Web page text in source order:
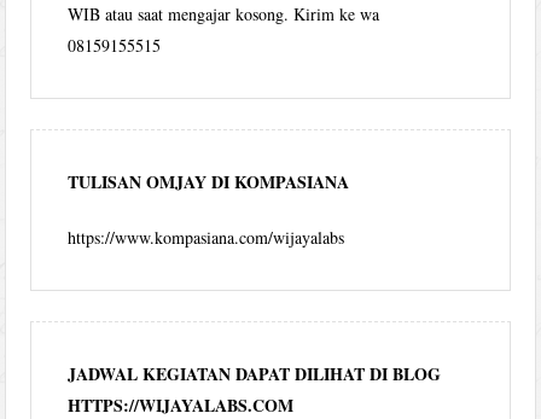
WIB atau saat mengajar kosong. Kirim ke wa
08159155515
TULISAN OMJAY DI KOMPASIANA
https://www.kompasiana.com/wijayalabs
JADWAL KEGIATAN DAPAT DILIHAT DI BLOG
HTTPS://WIJAYALABS.COM